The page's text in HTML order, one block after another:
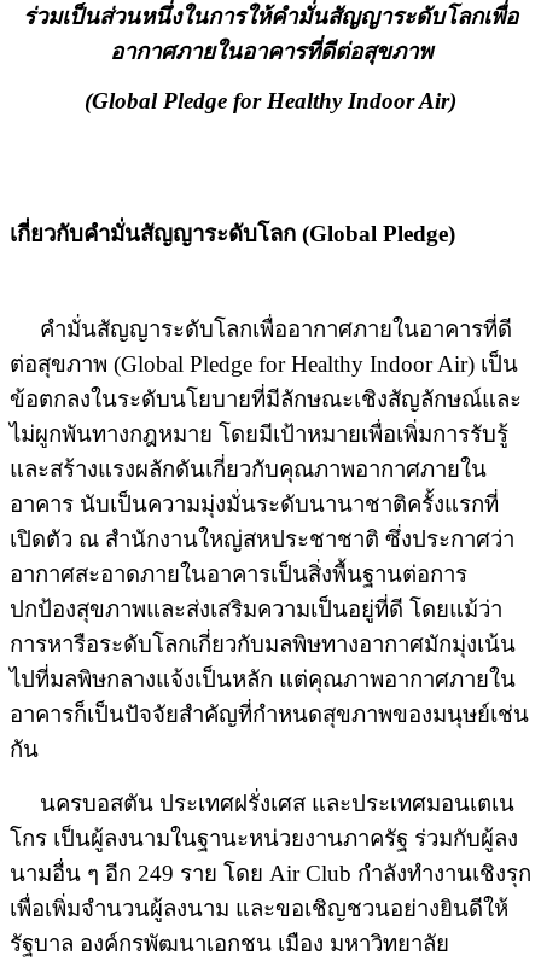
ร่วมเป็นส่วนหนึ่งในการให้คำมั่นสัญญาระดับโลกเพื่อ
อากาศภายในอาคารที่ดีต่อสุขภาพ
(Global Pledge for Healthy Indoor Air)
เกี่ยวกับคำมั่นสัญญาระดับโลก (Global Pledge)
คำมั่นสัญญาระดับโลกเพื่ออากาศภายในอาคารที่ดี
ต่อสุขภาพ (Global Pledge for Healthy Indoor Air) เป็น
ข้อตกลงในระดับนโยบายที่มีลักษณะเชิงสัญลักษณ์และ
ไม่ผูกพันทางกฎหมาย โดยมีเป้าหมายเพื่อเพิ่มการรับรู้
และสร้างแรงผลักดันเกี่ยวกับคุณภาพอากาศภายใน
อาคาร นับเป็นความมุ่งมั่นระดับนานาชาติครั้งแรกที่
เปิดตัว ณ สำนักงานใหญ่สหประชาชาติ ซึ่งประกาศว่า
อากาศสะอาดภายในอาคารเป็นสิ่งพื้นฐานต่อการ
ปกป้องสุขภาพและส่งเสริมความเป็นอยู่ที่ดี โดยแม้ว่า
การหารือระดับโลกเกี่ยวกับมลพิษทางอากาศมักมุ่งเน้น
ไปที่มลพิษกลางแจ้งเป็นหลัก แต่คุณภาพอากาศภายใน
อาคารก็เป็นปัจจัยสำคัญที่กำหนดสุขภาพของมนุษย์เช่น
กัน
นครบอสตัน ประเทศฝรั่งเศส และประเทศมอนเตเน
โกร เป็นผู้ลงนามในฐานะหน่วยงานภาครัฐ ร่วมกับผู้ลง
นามอื่น ๆ อีก 249 ราย โดย Air Club กำลังทำงานเชิงรุก
เพื่อเพิ่มจำนวนผู้ลงนาม และขอเชิญชวนอย่างยินดีให้
รัฐบาล องค์กรพัฒนาเอกชน เมือง มหาวิทยาลัย